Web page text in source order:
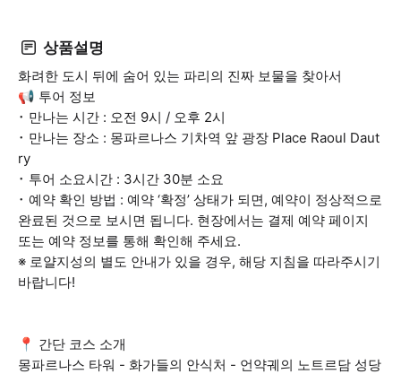
상품설명
화려한 도시 뒤에 숨어 있는 파리의 진짜 보물을 찾아서
📢 투어 정보
･ 만나는 시간 : 오전 9시 / 오후 2시
･ 만나는 장소 : 몽파르나스 기차역 앞 광장 Place Raoul Daut
ry
･ 투어 소요시간 : 3시간 30분 소요
･ 예약 확인 방법 : 예약 ‘확정’ 상태가 되면, 예약이 정상적으로
완료된 것으로 보시면 됩니다. 현장에서는 결제 예약 페이지
또는 예약 정보를 통해 확인해 주세요.
※ 로얄지성의 별도 안내가 있을 경우, 해당 지침을 따라주시기
바랍니다!
📍 간단 코스 소개
몽파르나스 타워 - 화가들의 안식처 - 언약궤의 노트르담 성당